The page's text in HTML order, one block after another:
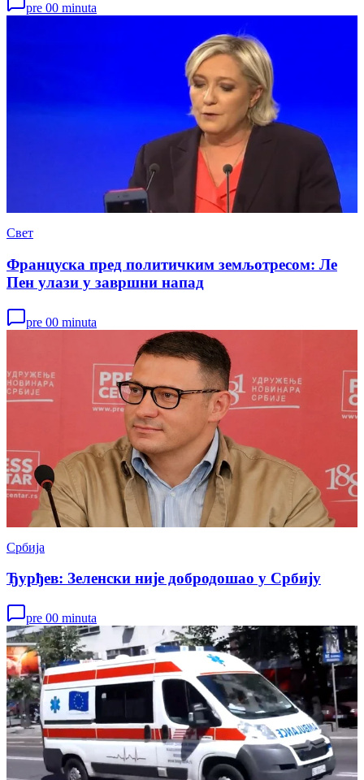
pre 00 minuta
Свет
Француска пред политичким земљотресом: Ле
Пен улази у завршни напад
pre 00 minuta
Србија
Ђурђев: Зеленски није добродошао у Србију
pre 00 minuta